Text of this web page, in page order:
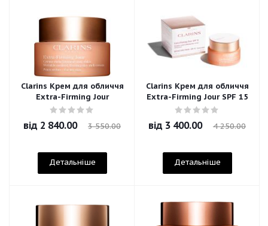
Clarins Крем для обличчя
Extra-Firming Jour
від 2 840.00 3 550.00
Детальніше
Clarins Крем для обличчя
Extra-Firming Jour SPF 15
від 3 400.00 4 250.00
Детальніше